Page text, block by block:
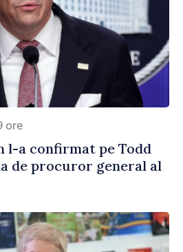
ore
l-a confirmat pe Todd
de procuror general al